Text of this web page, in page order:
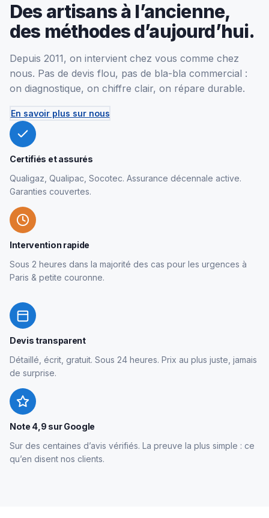
Des artisans à l’ancienne,
des méthodes d’aujourd’hui.
Depuis 2011, on intervient chez vous comme chez
nous. Pas de devis flou, pas de bla-bla commercial :
on diagnostique, on chiffre clair, on répare durable.
En savoir plus sur nous
Certifiés et assurés
Qualigaz, Qualipac, Socotec. Assurance décennale active.
Garanties couvertes.
Intervention rapide
Sous 2 heures dans la majorité des cas pour les urgences à
Paris & petite couronne.
Devis transparent
Détaillé, écrit, gratuit. Sous 24 heures. Prix au plus juste, jamais
de surprise.
Note 4,9 sur Google
Sur des centaines d’avis vérifiés. La preuve la plus simple : ce
qu’en disent nos clients.